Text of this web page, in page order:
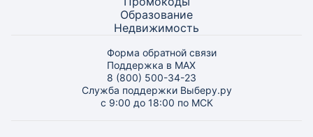
Образование
Недвижимость
Форма обратной связи
Поддержка в MAX
8 (800) 500-34-23
Служба поддержки Выберу.ру
с 9:00 до 18:00 по МСК